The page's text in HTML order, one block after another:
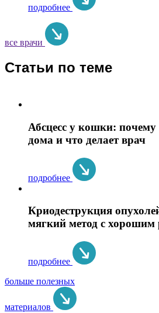
подробнее
все врачи
Статьи по теме
Абсцесс у кошки: почему
дома и что делает врач
подробнее
Криодеструкция
мягкий метод с хорошим
подробнее
больше полезных
материалов